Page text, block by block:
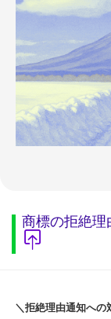
商標の拒絶理
＼拒絶理由通知への